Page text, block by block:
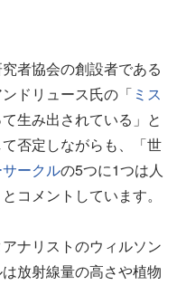
者協会の創設者である
ドリュース氏の「 ミス
生み出されている」と
否定しながらも、「世
ークルの5つに1つは人
コメントしています。
ナリストのウィルソン
放射線量の高さや植物